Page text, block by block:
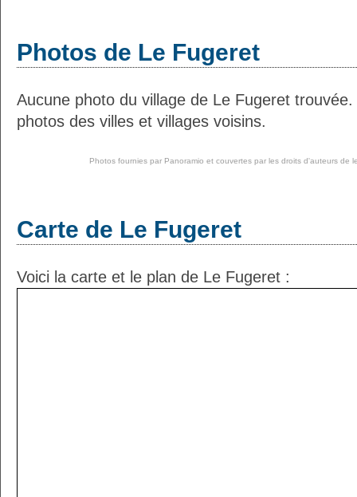
Photos de Le Fugeret
Aucune photo du village de Le Fugeret
photos des villes et villages voisins.
Photos fournies par Panoramio et couvertes par les droits d'auteurs de
Carte de Le Fugeret
Voici la carte et le plan de Le Fugeret :